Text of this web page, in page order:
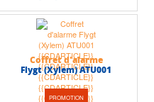
PROMOTION
Coffret d'alarme
Flygt (Xylem) ATU001